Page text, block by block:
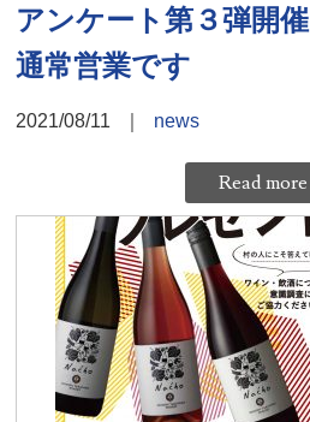
アンケート第３弾開
通常営業です
2021/08/11 news
Read more